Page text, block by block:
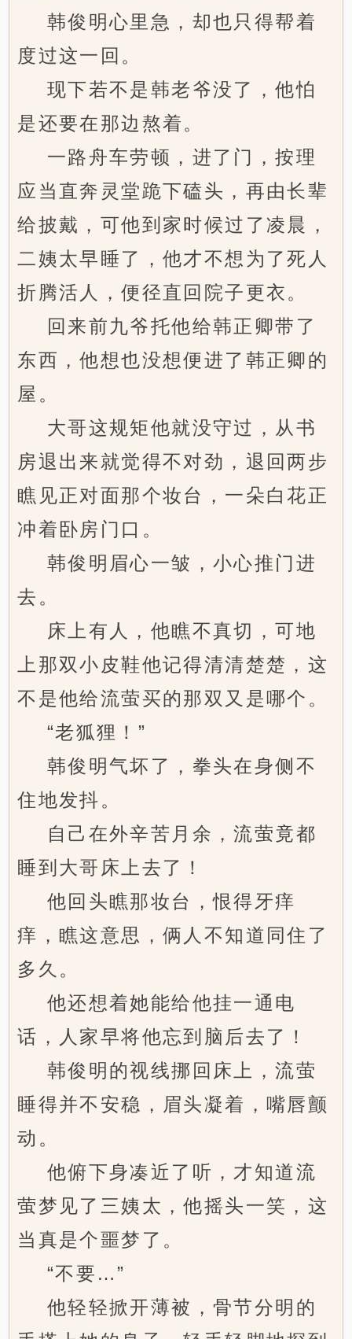
韩俊明心里急，却也只得帮着
度过这一回。
现下若不是韩老爷没了，他怕
是还要在那边熬着。
一路舟车劳顿，进了门，按理
应当直奔灵堂跪下磕头，再由长辈
给披戴，可他到家时候过了凌晨，
二姨太早睡了，他才不想为了死人
折腾活人，便径直回院子更衣。
回来前九爷托他给韩正卿带了
东西，他想也没想便进了韩正卿的
屋。
大哥这规矩他就没守过，从书
房退出来就觉得不对劲，退回两步
瞧见正对面那个妆台，一朵白花正
冲着卧房门口。
韩俊明眉心一皱，小心推门进
去。
床上有人，他瞧不真切，可地
上那双小皮鞋他记得清清楚楚，这
不是他给流萤买的那双又是哪个。
“老狐狸！”
韩俊明气坏了，拳头在身侧不
住地发抖。
自己在外辛苦月余，流萤竟都
睡到大哥床上去了！
他回头瞧那妆台，恨得牙痒
痒，瞧这意思，俩人不知道同住了
多久。
他还想着她能给他挂一通电
话，人家早将他忘到脑后去了！
韩俊明的视线挪回床上，流萤
睡得并不安稳，眉头凝着，嘴唇颤
动。
他俯下身凑近了听，才知道流
萤梦见了三姨太，他摇头一笑，这
当真是个噩梦了。
“不要…”
他轻轻掀开薄被，骨节分明的